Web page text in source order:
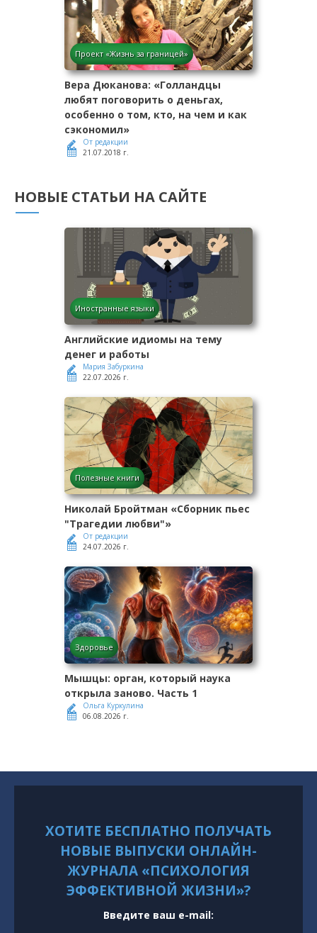
Проект «Жизнь за границей»
Вера Дюканова: «Голландцы
любят поговорить о деньгах,
особенно о том, кто, на чем и как
сэкономил»
От редакции
21.07.2018 г.
НОВЫЕ СТАТЬИ НА САЙТЕ
Иностранные языки
Английские идиомы на тему
денег и работы
Мария Забуркина
22.07.2026 г.
Полезные книги
Николай Бройтман «Сборник пьес
"Трагедии любви"»
От редакции
24.07.2026 г.
Здоровье
Мышцы: орган, который наука
открыла заново. Часть 1
Ольга Куркулина
06.08.2026 г.
ХОТИТЕ БЕСПЛАТНО ПОЛУЧАТЬ
НОВЫЕ ВЫПУСКИ ОНЛАЙН-
ЖУРНАЛА «ПСИХОЛОГИЯ
ЭФФЕКТИВНОЙ ЖИЗНИ»?
Введите ваш e-mail: